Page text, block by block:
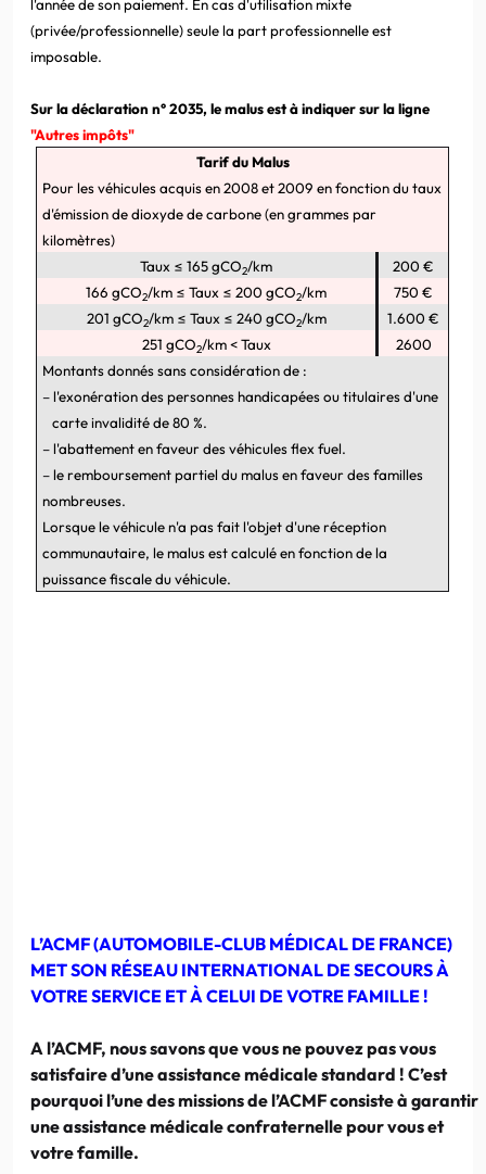
l'année de son paiement. En cas d'utilisation mixte
(privée/professionnelle) seule la part professionnelle est
imposable.
Sur la déclaration n° 2035, le malus est à indiquer sur la ligne
"Autres impôts"
Tarif du Malus
Pour les véhicules acquis en 2008 et 2009 en fonction du taux
d'émission de dioxyde de carbone (en grammes par
kilomètres)
Taux ≤ 165 gCO2/km
200 €
166 gCO2/km ≤ Taux ≤ 200 gCO2/km
750 €
201 gCO2/km ≤ Taux ≤ 240 gCO2/km
1.600 €
251 gCO2/km < Taux
2600
Montants donnés sans considération de :
–l'exonération des personnes handicapées ou titulaires d'une
carte invalidité de 80 %.
–l'abattement en faveur des véhicules flex fuel.
–le remboursement partiel du malus en faveur des familles
nombreuses.
Lorsque le véhicule n'a pas fait l'objet d'une réception
communautaire, le malus est calculé en fonction de la
puissance fiscale du véhicule.
L’ACMF (AUTOMOBILE-CLUB MÉDICAL DE FRANCE)
MET SON RÉSEAU INTERNATIONAL DE SECOURS À
VOTRE SERVICE ET À CELUI DE VOTRE FAMILLE !
A l’ACMF, nous savons que vous ne pouvez pas vous
satisfaire d’une assistance médicale standard ! C’est
pourquoi l’une des missions de l’ACMF consiste à garantir
une assistance médicale confraternelle pour vous et
votre famille.